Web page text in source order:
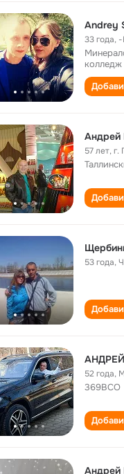
Andrey
33 года, -
колледж
Андрей
57 лет,г.
53 года,
52 года,
369ВСО
Андрей